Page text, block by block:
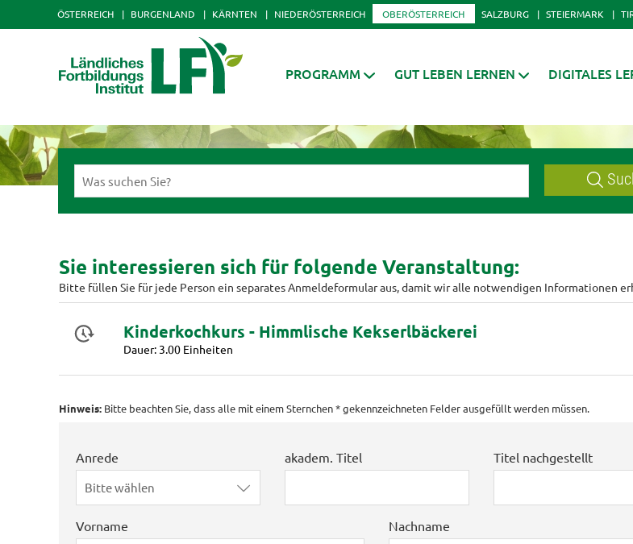
ÖSTERREICH BURGENLAND KÄRNTEN NIEDERÖSTERREICH OBERÖSTERREICH SALZBURG STEIERMARK
PROGRAMM GUT LEBEN LERNEN DIGITALES
Sie interessieren sich für folgende Veranstaltung:
Bitte füllen Sie für jede Person ein separates Anmeldeformular aus, damit wir alle notwendigen Informationen
Kinderkochkurs - Himmlische Kekserlbäckerei
Dauer: 3.00 Einheiten
Hinweis:Bitte beachten Sie, dass alle mit einem Sternchen * gekennzeichneten Felder ausgefüllt werden müssen.
Anrede
Bitte wählen
akadem. Titel Titel nachgestellt
Vorname Nachname